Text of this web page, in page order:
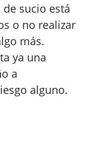
sucio está
o no realizar
más.
ya una
a
alguno.